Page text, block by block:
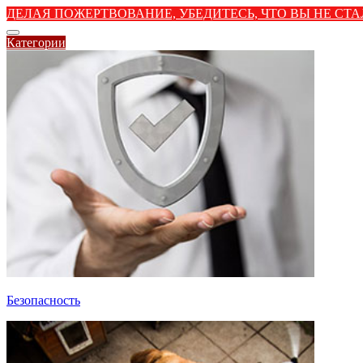
ДЕЛАЯ ПОЖЕРТВОВАНИЕ, УБЕДИТЕСЬ, ЧТО ВЫ НЕ
Категории
Безопасность